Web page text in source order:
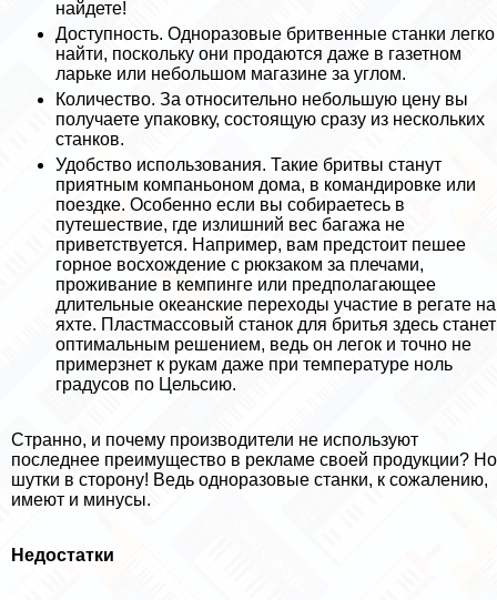
найдете!
Доступность. Одноразовые бритвенные станки легко
найти, поскольку они продаются даже в газетном
ларьке или небольшом магазине за углом.
Количество. За относительно небольшую цену вы
получаете упаковку, состоящую сразу из нескольких
станков.
Удобство использования. Такие бритвы станут
приятным компаньоном дома, в комaндировке или
поездке. Особенно если вы собираетесь в
путешествие, где излишний вес багажа не
приветствуется. Например, вам предстоит пешее
горное восхождение с рюкзаком за плечами,
проживание в кемпинге или предполагающее
длительные океанские переходы участие в регате на
яхте. Пластмассовый станок для бритья здесь станет
оптимальным решением, ведь он легок и точно не
примерзнет к рукам даже при температуре ноль
градусов по Цельсию.
Странно, и почему производители не используют
последнее преимущество в рекламе своей продукции? Но
шутки в сторону! Ведь одноразовые станки, к сожалению,
имеют и минусы.
Недостатки